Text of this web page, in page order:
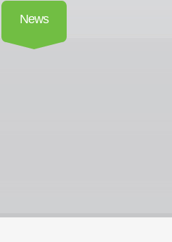
News